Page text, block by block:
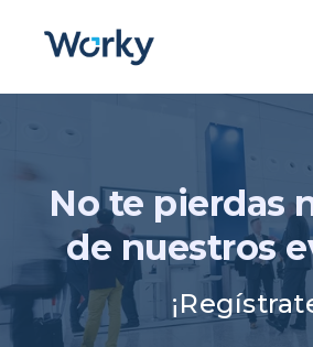
No te pierdas
de nuestros